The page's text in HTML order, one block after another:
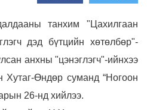
танхим "Цахилгаан
дэд бүтцийн хөтөлбөр"-
анхны "цэнэглэгч"-ийнхээ
Хутаг-Өндөр суманд “Ногоон
26-нд хийлээ.